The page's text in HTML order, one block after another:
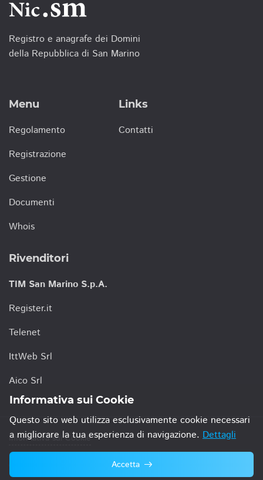
Registro e anagrafe dei Domini
della Repubblica di San Marino
Menu
Regolamento
Registrazione
Gestione
Documenti
Whois
Links
Contatti
Rivenditori
TIM San Marino S.p.A.
Register.it
Telenet
IttWeb Srl
Aico Srl
Informativa sui Cookie
© 2021 TIM San Marino S.p.A.
Informativa sui Cookie
Questo sito web utilizza esclusivamente cookie necessari
a migliorare la tua esperienza di navigazione. Dettagli
Accetta